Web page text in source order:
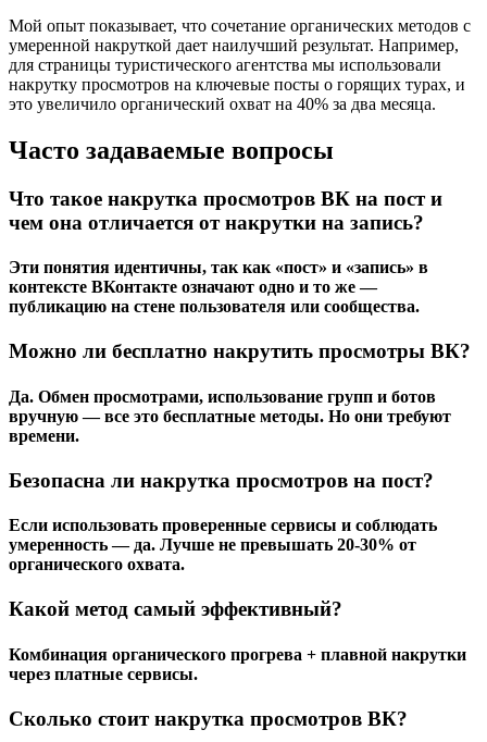
Мой опыт показывает, что сочетание органических методов с
умеренной накруткой дает наилучший результат. Например,
для страницы туристического агентства мы использовали
накрутку просмотров на ключевые посты о горящих турах, и
это увеличило органический охват на 40% за два месяца.
Часто задаваемые вопросы
Что такое накрутка просмотров ВК на пост и
чем она отличается от накрутки на запись?
Эти понятия идентичны, так как «пост» и «запись» в
контексте ВКонтакте означают одно и то же —
публикацию на стене пользователя или сообщества.
Можно ли бесплатно накрутить просмотры ВК?
Да. Обмен просмотрами, использование групп и ботов
вручную — все это бесплатные методы. Но они требуют
времени.
Безопасна ли накрутка просмотров на пост?
Если использовать проверенные сервисы и соблюдать
умеренность — да. Лучше не превышать 20-30% от
органического охвата.
Какой метод самый эффективный?
Комбинация органического прогрева + плавной накрутки
через платные сервисы.
Сколько стоит накрутка просмотров ВК?